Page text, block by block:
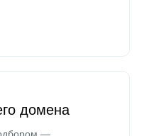
домена